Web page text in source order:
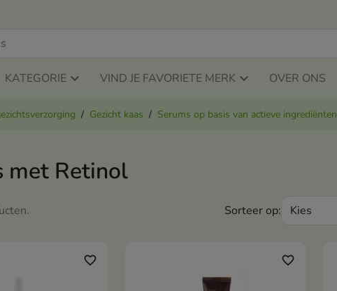
KATEGORIE VIND JE FAVORIETE MERK OVER ONS
Gezicht kaas Serums op basis van actieve ingrediënten
met Retinol
Sorteer op: Kies
favorite_border favorite_border